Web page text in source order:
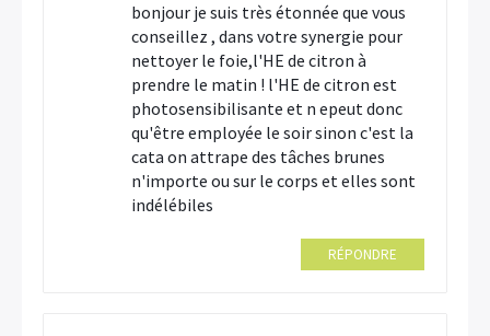
bonjour je suis très étonnée que vous
conseillez , dans votre synergie pour
nettoyer le foie,l'HE de citron à
prendre le matin ! l'HE de citron est
photosensibilisante et n epeut donc
qu'être employée le soir sinon c'est la
cata on attrape des tâches brunes
n'importe ou sur le corps et elles sont
indélébiles
RÉPONDRE